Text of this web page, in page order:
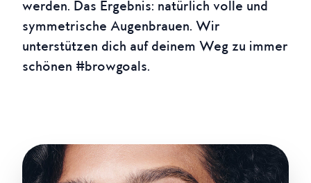
werden. Das Ergebnis: natürlich volle und
symmetrische Augenbrauen. Wir
unterstützen dich auf deinem Weg zu immer
schönen #browgoals.